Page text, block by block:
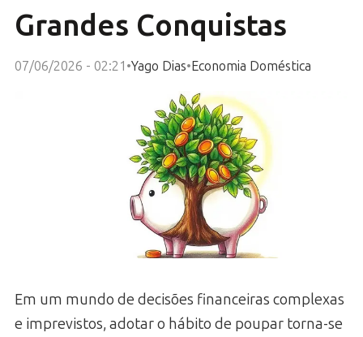
Grandes Conquistas
07/06/2026 - 02:21 •Yago Dias•Economia Doméstica
Em um mundo de decisões financeiras complexas
e imprevistos, adotar o hábito de poupar torna-se